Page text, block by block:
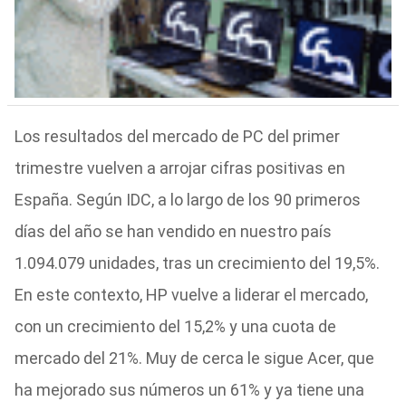
Los resultados del mercado de PC del primer
trimestre vuelven a arrojar cifras positivas en
España. Según IDC, a lo largo de los 90 primeros
días del año se han vendido en nuestro país
1.094.079 unidades, tras un crecimiento del 19,5%.
En este contexto, HP vuelve a liderar el mercado,
con un crecimiento del 15,2% y una cuota de
mercado del 21%. Muy de cerca le sigue Acer, que
ha mejorado sus números un 61% y ya tiene una